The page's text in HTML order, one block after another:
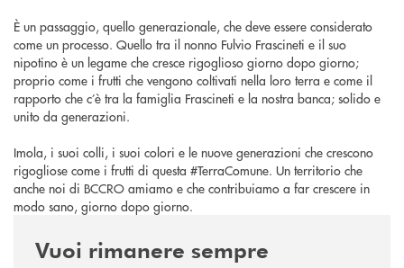
È un passaggio, quello generazionale, che deve essere considerato
come un processo. Quello tra il nonno Fulvio Frascineti e il suo
nipotino è un legame che cresce rigoglioso giorno dopo giorno;
proprio come i frutti che vengono coltivati nella loro terra e come il
rapporto che c’è tra la famiglia Frascineti e la nostra banca; solido e
unito da generazioni.
Imola, i suoi colli, i suoi colori e le nuove generazioni che crescono
rigogliose come i frutti di questa #TerraComune. Un territorio che
anche noi di BCCRO amiamo e che contribuiamo a far crescere in
modo sano, giorno dopo giorno.
Vuoi rimanere sempre